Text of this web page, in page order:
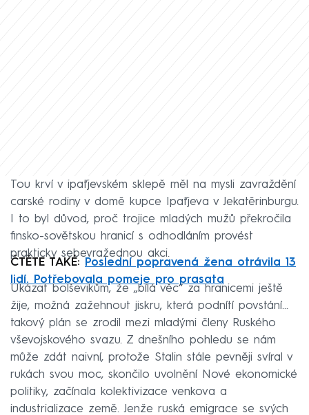
Tou krví v ipaťjevském sklepě měl na mysli zavraždění
carské rodiny v domě kupce Ipaťjeva v Jekatěrinburgu.
I to byl důvod, proč trojice mladých mužů překročila
finsko-sovětskou hranicí s odhodláním provést
prakticky sebevražednou akci.
ČTĚTE TAKÉ:
Poslední popravená žena otrávila 13
lidí. Potřebovala pomeje pro prasata
Ukázat bolševikům, že „bílá věc“ za hranicemi ještě
žije, možná zažehnout jiskru, která podnítí povstání…
takový plán se zrodil mezi mladými členy Ruského
vševojskového svazu. Z dnešního pohledu se nám
může zdát naivní, protože Stalin stále pevněji svíral v
rukách svou moc, skončilo uvolnění Nové ekonomické
politiky, začínala kolektivizace venkova a
industrializace země. Jenže ruská emigrace se svých